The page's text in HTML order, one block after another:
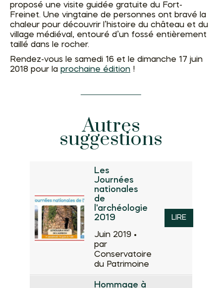
proposé une visite guidée gratuite du Fort-
Freinet. Une vingtaine de personnes ont bravé la
chaleur pour découvrir l’histoire du château et du
village médiéval, entouré d’un fossé entièrement
taillé dans le rocher.
Rendez-vous le samedi 16 et le dimanche 17 juin
2018 pour la prochaine édition !
Autres
suggestions
Les
Journées
nationales
de
l'archéologie
2019
Juin 2019 •
par
Conservatoire
du Patrimoine
LIRE
Hommage à